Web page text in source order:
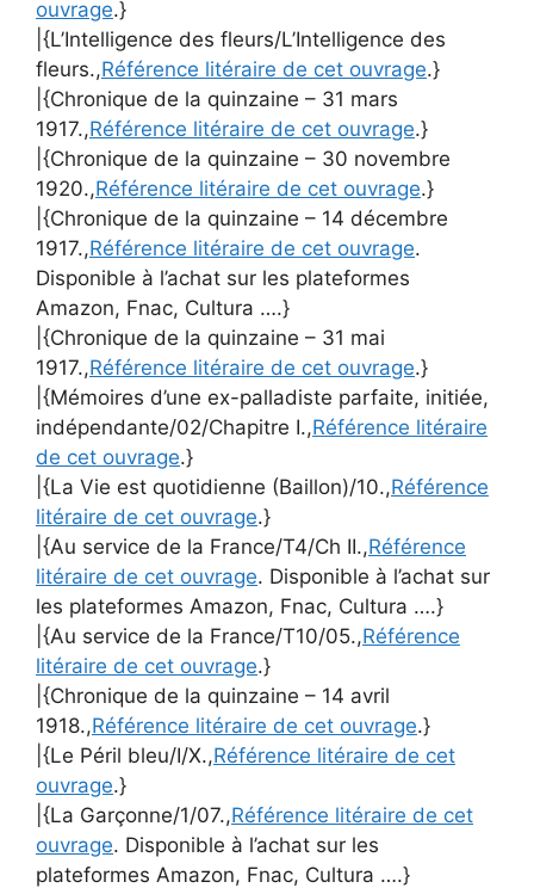
ouvrage.}
|{L’Intelligence des fleurs/L’Intelligence des
fleurs.,Référence litéraire de cet ouvrage.}
|{Chronique de la quinzaine – 31 mars
1917.,Référence litéraire de cet ouvrage.}
|{Chronique de la quinzaine – 30 novembre
1920.,Référence litéraire de cet ouvrage.}
|{Chronique de la quinzaine – 14 décembre
1917.,Référence litéraire de cet ouvrage.
Disponible à l’achat sur les plateformes
Amazon, Fnac, Cultura ….}
|{Chronique de la quinzaine – 31 mai
1917.,Référence litéraire de cet ouvrage.}
|{Mémoires d’une ex-palladiste parfaite, initiée,
indépendante/02/Chapitre I.,Référence litéraire
de cet ouvrage.}
|{La Vie est quotidienne (Baillon)/10.,Référence
litéraire de cet ouvrage.}
|{Au service de la France/T4/Ch II.,Référence
litéraire de cet ouvrage. Disponible à l’achat sur
les plateformes Amazon, Fnac, Cultura ….}
|{Au service de la France/T10/05.,Référence
litéraire de cet ouvrage.}
|{Chronique de la quinzaine – 14 avril
1918.,Référence litéraire de cet ouvrage.}
|{Le Péril bleu/I/X.,Référence litéraire de cet
ouvrage.}
|{La Garçonne/1/07.,Référence litéraire de cet
ouvrage. Disponible à l’achat sur les
plateformes Amazon, Fnac, Cultura ….}